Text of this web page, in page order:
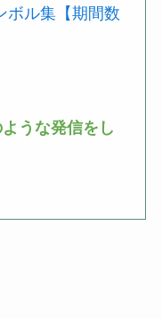
ボル集【期間数
うな発信をし